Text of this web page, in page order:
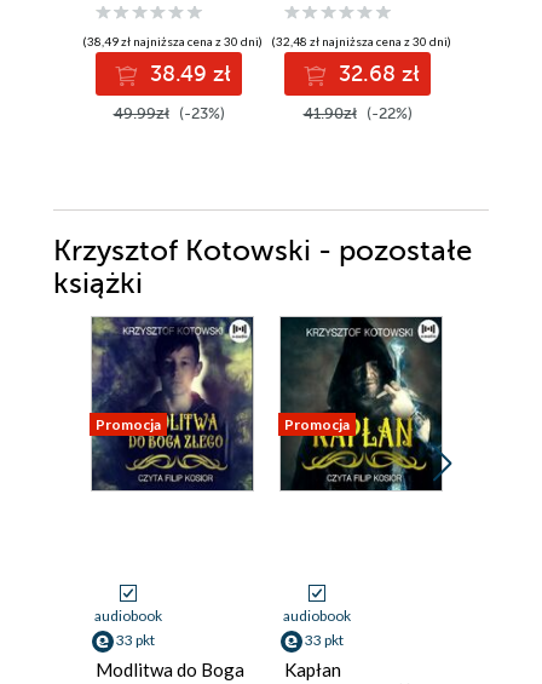
(38,49 zł najniższa cena z 30 dni)
38.49 zł
49.99zł (-23%)
(32,48 zł najniższa cena z 30 dni)
32.68 zł
41.90zł (-22%)
Krzysztof Kotowski - pozostałe
książki
Promocja
audiobook
33 pkt
Modlitwa do Boga
Promocja
audiobook
33 pkt
Kapłan